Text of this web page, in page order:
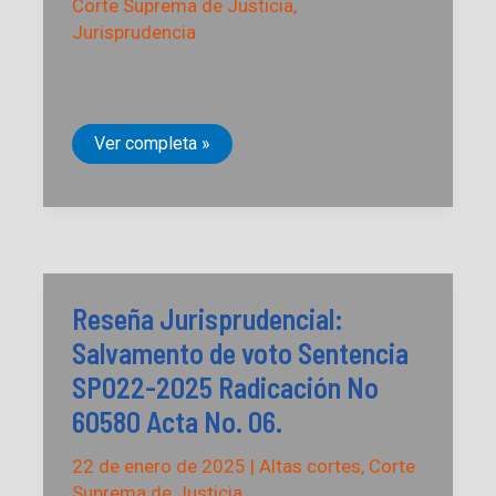
Corte Suprema de Justicia,
Jurisprudencia
Reseña
Jurisprudencial:
2025
Ver completa »
Reseña Jurisprudencial:
Salvamento de voto Sentencia
SP022-2025 Radicación No
60580 Acta No. 06.
22 de enero de 2025 | Altas cortes, Corte